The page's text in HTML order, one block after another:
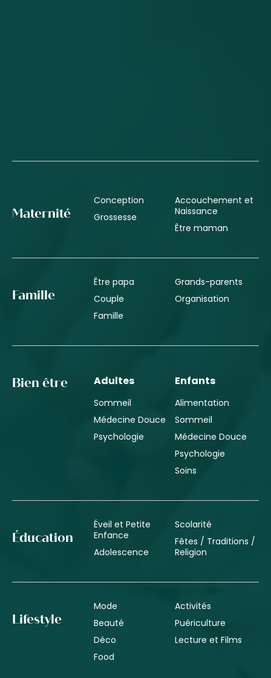
Maternité
Conception
Grossesse
Accouchement et
Naissance
Être maman
Famille
Être papa
Couple
Famille
Grands-parents
Organisation
Bien être Adultes
Sommeil
Médecine Douce
Psychologie
Enfants
Alimentation
Sommeil
Médecine Douce
Psychologie
Soins
Éducation
Éveil et Petite
Enfance
Adolescence
Scolarité
Fêtes / Traditions /
Religion
Lifestyle
Mode
Beauté
Déco
Food
Activités
Puériculture
Lecture et Films